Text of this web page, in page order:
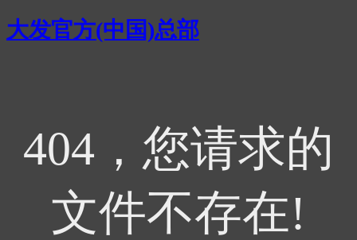
大发官方(中国)总部
404，您请求的
文件不存在!